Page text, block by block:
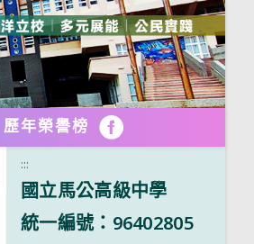
歷年榮譽榜 FB
:::
國立馬公高級中學
統一編號：96402805